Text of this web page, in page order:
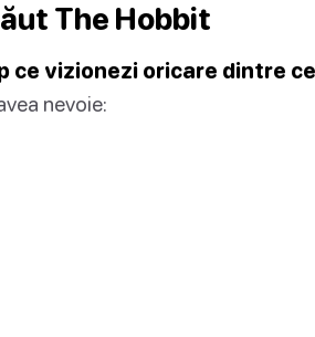
The Hobbit
ce vizionezi oricare dintre
nevoie: